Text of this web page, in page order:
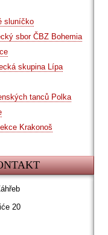
sluníčko
sbor ČBZ Bohemia
skupina Lípa
tanců Polka
Krakonoš
20